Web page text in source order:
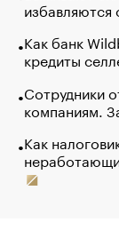
избавляются
Как банк
кредиты
Сотрудники
компаниям.
Как